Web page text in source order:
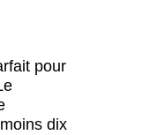
pour
dix